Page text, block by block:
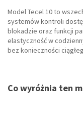
Model Tecel 10 to
systemów kontroli
blokadzie oraz funkcji
elastyczność w
bez konieczności
Co wyróżnia ten